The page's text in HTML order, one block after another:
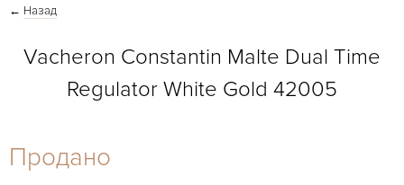
27-44
← Назад
Vacheron Constantin Malte Dual Time
Regulator White Gold 42005
Продано